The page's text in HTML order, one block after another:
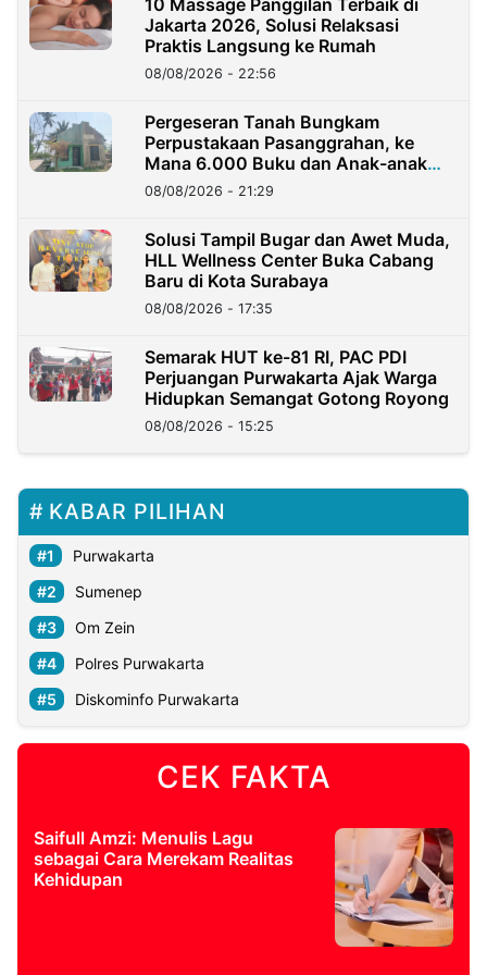
10 Massage Panggilan Terbaik di
Jakarta 2026, Solusi Relaksasi
Praktis Langsung ke Rumah
08/08/2026 - 22:56
Pergeseran Tanah Bungkam
Perpustakaan Pasanggrahan, ke
Mana 6.000 Buku dan Anak-anak
Kini?
08/08/2026 - 21:29
Solusi Tampil Bugar dan Awet Muda,
HLL Wellness Center Buka Cabang
Baru di Kota Surabaya
08/08/2026 - 17:35
Semarak HUT ke-81 RI, PAC PDI
Perjuangan Purwakarta Ajak Warga
Hidupkan Semangat Gotong Royong
08/08/2026 - 15:25
KABAR PILIHAN
Purwakarta
Sumenep
Om Zein
Polres Purwakarta
Diskominfo Purwakarta
CEK FAKTA
Saifull Amzi: Menulis Lagu
sebagai Cara Merekam Realitas
Kehidupan